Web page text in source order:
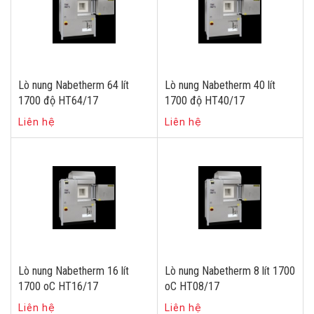
Lò nung Nabetherm 64 lít
1700 độ HT64/17
Liên hệ
Lò nung Nabetherm 40 lít
1700 độ HT40/17
Liên hệ
Lò nung Nabetherm 16 lít
1700 oC HT16/17
Liên hệ
Lò nung Nabetherm 8 lít 1700
oC HT08/17
Liên hệ